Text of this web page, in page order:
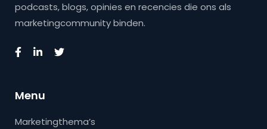
podcasts, blogs, opinies en recencies die ons als
marketingcommunity binden.
Menu
Marketingthema’s